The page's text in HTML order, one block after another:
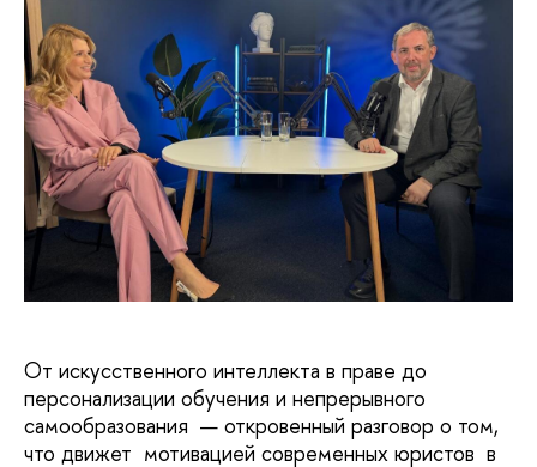
От искусственного интеллекта в праве до
персонализации обучения и непрерывного
самообразования — откровенный разговор о том,
что движет мотивацией современных юристов в